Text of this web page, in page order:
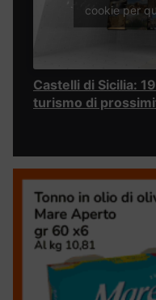
cookie per
Castelli di Sicilia:
turismo di